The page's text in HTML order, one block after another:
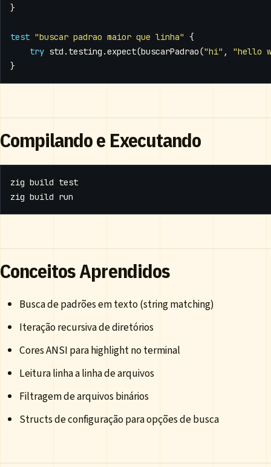
}
test "buscar padrao maior que linha" {
try std . testing .expect(buscarPadrao("hi" ,
"hello
}
Compilando e Executando
zig build test
Conceitos Aprendidos
Busca de padrões em texto (string matching)
Iteração recursiva de diretórios
Cores ANSI para highlight no terminal
Leitura linha a linha de arquivos
Filtragem de arquivos binários
Structs de configuração para opções de busca